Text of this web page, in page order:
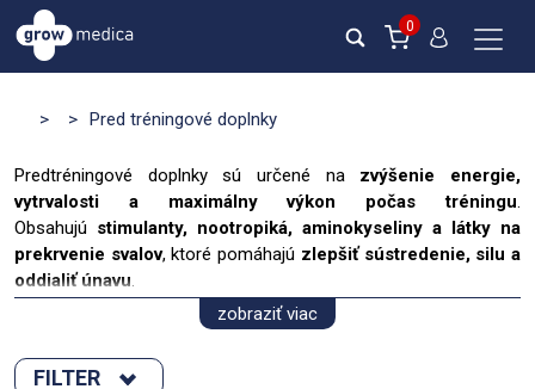
0
> > Pred tréningové doplnky
Predtréningové doplnky sú určené na zvýšenie energie,
vytrvalosti a maximálny výkon počas tréningu.
Obsahujú stimulanty, nootropiká, aminokyseliny a látky na
prekrvenie svalov, ktoré pomáhajú zlepšiť sústredenie, silu a
oddialiť únavu.
Na Growmedica.sk ponúkamekvalitné predtréningové
zobraziť viac
FILTER